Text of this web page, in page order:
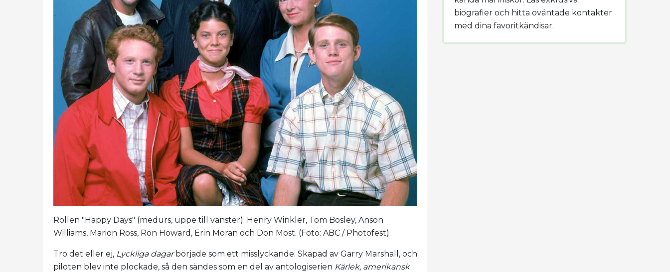
Rollen "Happy Days" (medurs, uppe till vänster): Henry Winkler, Tom Bosley, Anson
Williams, Marion Ross, Ron Howard, Erin Moran och Don Most. (Foto: ABC / Photofest)
Tro det eller ej, Lyckliga dagarbörjade som ett misslyckande. Skapad av Garry Marshall, och
piloten blev inte plockade, så den sändes som en del av antologiserien Kärlek, amerikansk
biografier och hitta oväntade kontakter
med dina favoritkändisar.